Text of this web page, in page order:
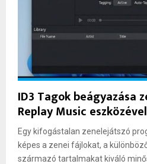
ID3 Tagok beágyazása
Replay Music eszközével
Egy kifogástalan zenelejátszó
képes a zenei fájlokat, a
származó tartalmakat kiváló